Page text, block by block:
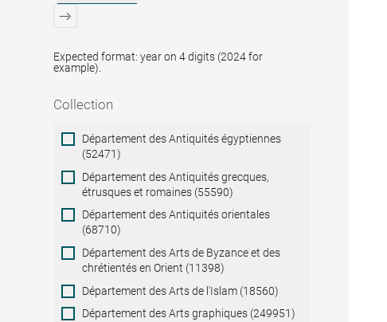
Expected format: year on 4 digits (2024 for
example).
Collection
Collection
Département des Antiquités égyptiennes
(52471)
Département des Antiquités grecques,
étrusques et romaines (55590)
Département des Antiquités orientales
(68710)
Département des Arts de Byzance et des
chrétientés en Orient (11398)
Département des Arts de l'Islam (18560)
Département des Arts graphiques (249951)